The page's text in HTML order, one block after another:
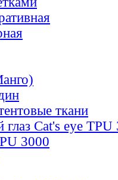
ткани
Cat's eye TPU
3000